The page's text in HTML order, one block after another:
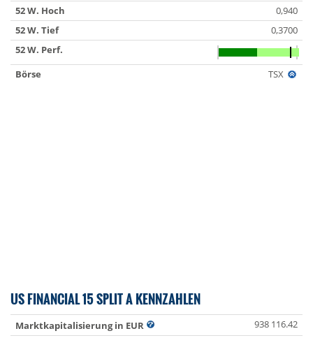
52 W. Hoch
0,940
52 W. Tief
0,3700
52 W. Perf.
Börse
TSX
US FINANCIAL 15 SPLIT A KENNZAHLEN
Marktkapitalisierung in EUR
938 116.42